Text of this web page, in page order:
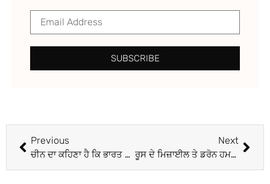
SUBSCRIBE
Previous
ਚੀਨ ਦਾ ਕਹਿਣਾ ਹੈ ਕਿ ਭਾਰਤ ਨਾਲ ਸਰਹੱਦੀ ਵਿਵਾਦ ਨੂੰ ਸੁਲਝਾਉਣ ਲਈ ‘ਵੱਡੀ ਸਕਾਰਾਤਮਕ ਤਰੱਕੀ’ ਹੋਈ ਹੈ
Next
ਰੂਸ ਦੇ ਮਿਜ਼ਾਈਲ ਤੇ ਡਰੋਨ ਹਮਲਿਆਂ ’ਚ ਯੂਕਰੇਨ ਦਾ ਸਭ ਤੋਂ ਵੱਡਾ ਊਰਜਾ ਪਲਾਂਟ ਤਬਾਹ